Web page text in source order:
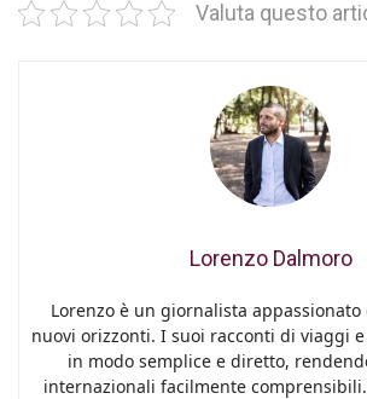
Valuta questo
Lorenzo Dalmoro
Lorenzo è un giornalista
nuovi orizzonti. I suoi racconti di viaggi
in modo semplice e diretto,
internazionali facilmente